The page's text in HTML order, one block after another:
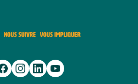
NOUS SUIVRE VOUS IMPLIQUER